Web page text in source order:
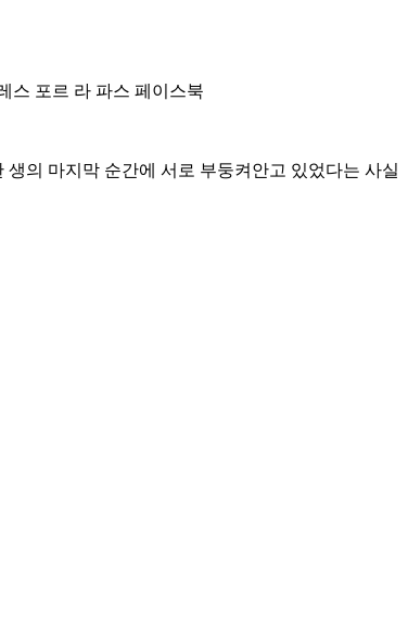
스 포르 라 파스 페이스북
의 마지막 순간에 서로 부둥켜안고 있었다는 사실